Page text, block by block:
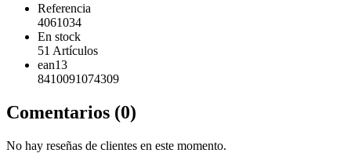
Referencia
4061034
En stock
51 Artículos
ean13
8410091074309
Comentarios (0)
No hay reseñas de clientes en este momento.